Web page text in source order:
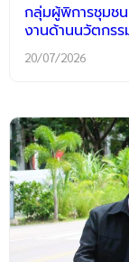
กลุ่มผู้พิการชุมช
งานด้านนวัตกร
20/07/2026